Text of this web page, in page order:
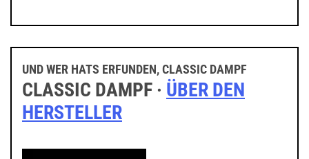
UND WER HATS ERFUNDEN, CLASSIC DAMPF
CLASSIC DAMPF · ÜBER DEN
HERSTELLER